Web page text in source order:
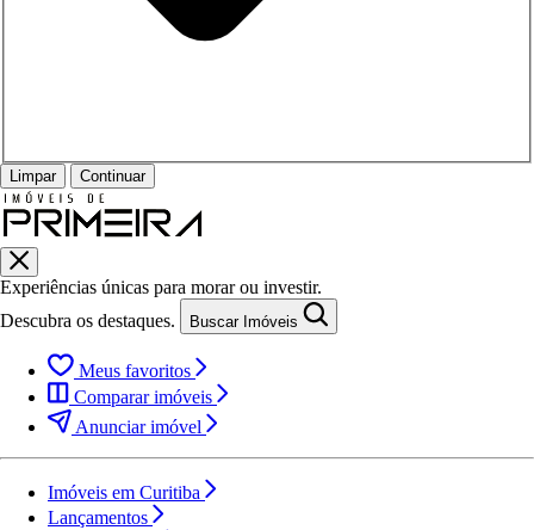
Limpar Continuar
Experiências únicas para morar ou investir.
Descubra os destaques.
Buscar Imóveis
Meus favoritos
Comparar imóveis
Anunciar imóvel
Imóveis em Curitiba
Lançamentos